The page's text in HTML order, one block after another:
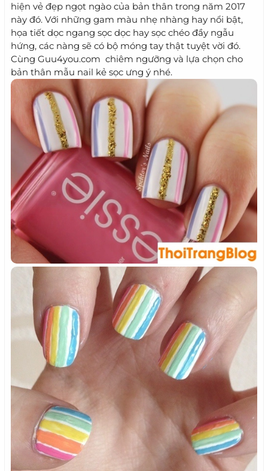
hiện vẻ đẹp ngọt ngào của bản thân trong năm 2017
này đó. Với những gam màu nhẹ nhàng hay nổi bật,
họa tiết dọc ngang sọc dọc hay sọc chéo đầy ngẫu
hứng, các nàng sẽ có bộ móng tay thật tuyệt vời đó.
Cùng Guu4you.com chiêm ngưỡng và lựa chọn cho
bản thân mẫu nail kẻ sọc ưng ý nhé.